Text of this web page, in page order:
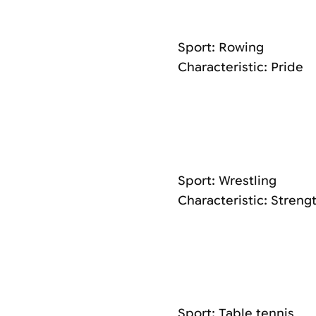
Sport: Rowing
Characteristic: Pride
Sport: Wrestling
Characteristic: